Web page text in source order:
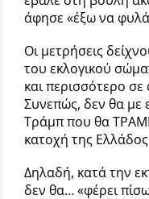
άφησε «έξω να
Οι μετρήσεις
του εκλογικού
και περισσότερο σε
Συνεπώς, δεν θα με
Τράμπ που θα
κατοχή της
Δηλαδή, κατά την
δεν θα… «φέρει